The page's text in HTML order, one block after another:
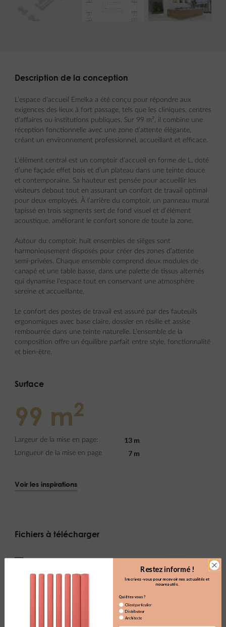
Description de la conception
L’espace d’accueil Emelka a été conçu pour répondre aux
exigences des lieux à fort passage, tels que les cliniques, centres
d’affaires ou institutions publiques. Sur 99 m², il combine une
réception fonctionnelle avec une zone d’attente élégante,
créant un environnement professionnel, accueillant et efficace.
L’élément central est un comptoir d’accueil en forme de L, doté
d’une façade effet bois et d’un plateau dans une teinte douce
et contemporaine. Sa hauteur est pensée pour accueillir les
visiteurs debout tout en assurant un confort de travail optimal
pour deux employés. À l’arrière du comptoir, un panneau mural
tapissé en trois segments sert de fond visuel et d’élément
acoustique, améliorant le confort sonore de toute la zone.
Autour du comptoir, huit ensembles de sièges sont
harmonieusement disposés pour créer des zones d’attente
semi-privées. Chaque ensemble comprend deux modules de
canapé et une table basse, dans une palette de tissus alternés
qui dynamise l’espace tout en conservant une atmosphère
sereine et accueillante.
Le confort des postes de travail est assuré par des fauteuils
ergonomiques avec base claire, dossier en résille et assise
rembourrée dans une teinte naturelle. L’ensemble de la
composition offre un équilibre parfait entre style, fonctionnalité
et bien-être.
Surface
99 m2
Largeur de la mise en page: 13 m
Longueur de la mise en page 7 m
Fichiers à télécharger
r03.0_recepcja_emelka_2d.dwg
Voir les inspirations
Restez informé !
Inscrivez-vous pour recevoir nos actualités et
nouveautés.
Qui êtes-vous ?
Client particulier
Distributeur
Architecte